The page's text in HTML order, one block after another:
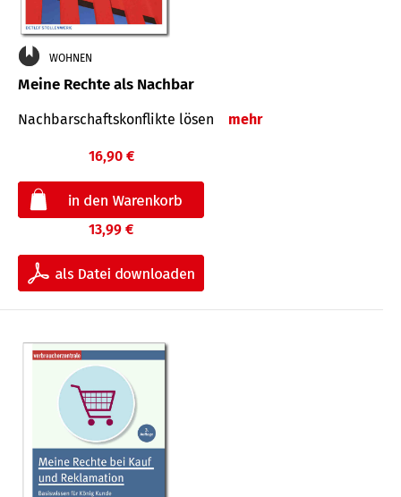
WOHNEN
Meine Rechte als Nachbar
Nach­bar­schafts­konflikte lösen mehr
16,90 €
13,99 €